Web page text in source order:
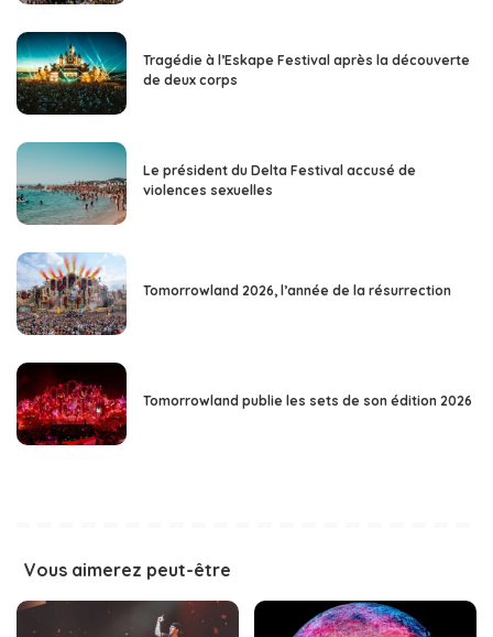
Tragédie à l’Eskape Festival après la découverte
de deux corps
Le président du Delta Festival accusé de
violences sexuelles
Tomorrowland 2026, l’année de la résurrection
Tomorrowland publie les sets de son édition 2026
Vous aimerez peut-être